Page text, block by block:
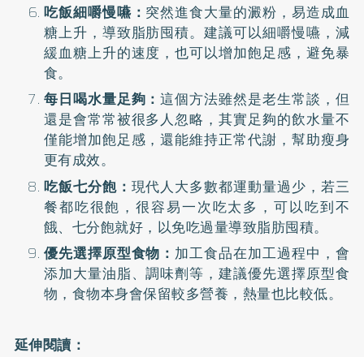
吃飯細嚼慢嚥： 突然進食大量的澱粉，易造成血
糖上升，導致脂肪囤積。建議可以細嚼慢嚥，減
緩血糖上升的速度，也可以增加飽足感，避免暴
食。
每日喝水量足夠：這個方法雖然是老生常談，但
還是會常常被很多人忽略，其實足夠的飲水量不
僅能增加飽足感，還能維持正常代謝，幫助瘦身
更有成效。
吃飯七分飽： 現代人大多數都運動量過少，若三
餐都吃很飽，很容易一次吃太多，可以吃到不
餓、七分飽就好，以免吃過量導致脂肪囤積。
優先選擇原型食物： 加工食品在加工過程中，會
添加大量油脂、調味劑等，建議優先選擇原型食
物，食物本身會保留較多營養，熱量也比較低。
延伸閱讀：